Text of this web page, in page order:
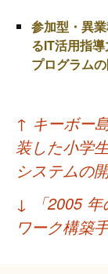
参加型・異
るIT活用指
プログラム
投
稿
ナ
ビ
ゲ
↑ キーボー
装した小学
システムの
↓ 「2005
ワーク構築